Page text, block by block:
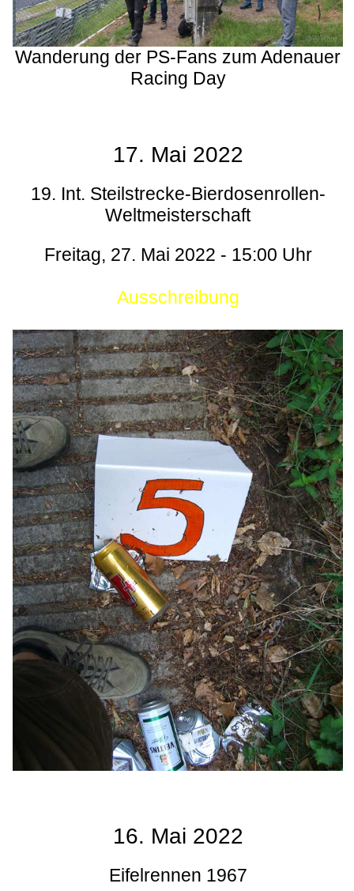
Wanderung der PS-Fans zum Adenauer
Racing Day
17. Mai 2022
19. Int. Steilstrecke-Bierdosenrollen-
Weltmeisterschaft
Freitag, 27. Mai 2022 - 15:00 Uhr
Ausschreibung
16. Mai 2022
Eifelrennen 1967